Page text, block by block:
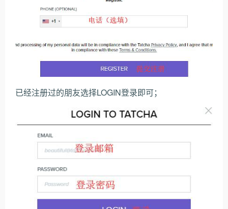
已经注册过的朋友选择LOGIN登录即可；